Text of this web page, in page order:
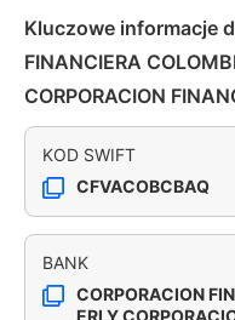
Kluczowe informacje
FINANCIERA
CORPORACION
KOD SWIFT
CFVACOBCBAQ
BANK
CORPORACION
ERLY